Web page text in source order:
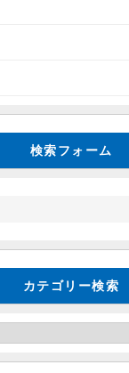
検索フォーム
カテゴリー検索